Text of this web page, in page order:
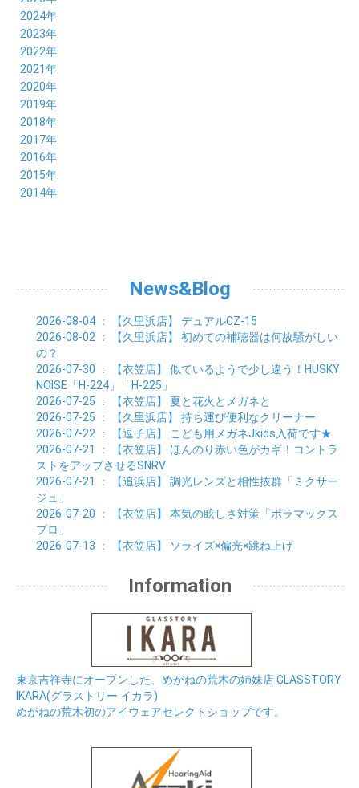
12月 (5)
11月 (3)
10月 (6)
09月 (5)
08月 (6)
07月 (4)
06月 (7)
05月 (6)
04月 (8)
03月 (6)
02月 (5)
01月 (7)
2024年
12月 (4)
11月 (8)
10月 (6)
09月 (7)
08月 (8)
07月 (5)
06月 (6)
05月 (4)
04月 (7)
03月 (6)
02月 (5)
2023年
12月 (3)
11月 (6)
10月 (6)
09月 (6)
08月 (8)
07月 (8)
06月 (8)
05月 (9)
04月 (8)
03月 (8)
2022年
12月 (12)
11月 (6)
10月 (5)
09月 (7)
08月 (5)
07月 (3)
06月 (5)
05月 (7)
04月 (6)
2021年
12月 (5)
11月 (5)
10月 (6)
09月 (5)
08月 (11)
07月 (5)
06月 (6)
05月 (6)
2020年
12月 (3)
11月 (6)
10月 (5)
09月 (8)
08月 (6)
07月 (7)
06月 (6)
2019年
12月 (7)
11月 (4)
10月 (8)
09月 (4)
08月 (7)
07月 (3)
2018年
12月 (8)
11月 (7)
10月 (8)
09月 (5)
08月 (7)
01月 (8)
2017年
12月 (6)
11月 (6)
10月 (5)
02月 (6)
01月 (6)
2016年
12月 (8)
11月 (4)
03月 (7)
02月 (8)
01月 (8)
2015年
12月 (8)
06月 (4)
2014年
News&Blog
2026-08-04 ： 【久里浜店】 デュアルCZ-15
2026-08-02 ： 【久里浜店】 初めての補聴器は何故騒がしい
の？
2026-07-30 ： 【衣笠店】 似ているようで少し違う！HUSKY
NOISE「H-224」「H-225」
2026-07-25 ： 【衣笠店】 夏と花火とメガネと
2026-07-25 ： 【久里浜店】 持ち運び便利なクリーナー
2026-07-22 ： 【逗子店】
こども用メガネJkids入荷です★
2026-07-21
： 【衣笠店】 ほんのり赤い色がカギ！コントラ
ストをアップさせるSNRV
2026-07-21
： 【追浜店】 調光レンズと相性抜群「ミクサー
ジュ」
2026-07-20 ： 【衣笠店】 本気の眩しさ対策「ポラマックス
プロ」
2026-07-13 ： 【衣笠店】 ソライズ×偏光×跳ね上げ
Information
東京吉祥寺にオープンした、めがねの荒木の姉妹店 GLASSTORY
IKARA(グラストリー イカラ)
めがねの荒木初のアイウェアセレクトショップです。